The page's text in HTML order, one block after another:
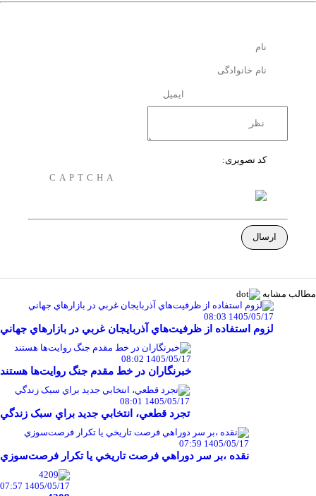
کد تصویری:
مطالب مشابه
1405/05/17 08:03
لزوم استفاده از ظرفيت‌هاي آذربايجان غربي در بازارهاي جهاني
1405/05/17 08:02
خبرنگاران در خط مقدم جنگ روايت‌ها هستند
1405/05/17 08:01
تجرد قطعي، انتخابي جديد براي سبک زندگي
1405/05/17 07:59
نقده ،بر سر دوراهي فرصت تاريخي يا تکرار فرصت‌سوزي
1405/05/17 07:57